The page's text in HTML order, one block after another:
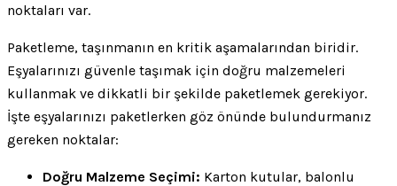
noktaları var.
Paketleme, taşınmanın en kritik aşamalarından biridir.
Eşyalarınızı güvenle taşımak için doğru malzemeleri
kullanmak ve dikkatli bir şekilde paketlemek gerekiyor.
İşte eşyalarınızı paketlerken göz önünde bulundurmanız
gereken noktalar:
Doğru Malzeme Seçimi: Karton kutular, balonlu